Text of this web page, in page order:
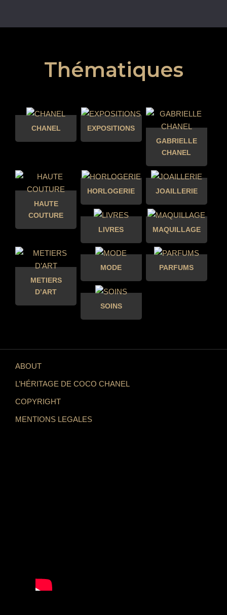
Thématiques
CHANEL
EXPOSITIONS
GABRIELLE
CHANEL
HAUTE
COUTURE
HORLOGERIE JOAILLERIE
LIVRES MAQUILLAGE
METIERS
D’ART
MODE PARFUMS
SOINS
ABOUT
L’HÉRITAGE DE COCO CHANEL
COPYRIGHT
MENTIONS LEGALES